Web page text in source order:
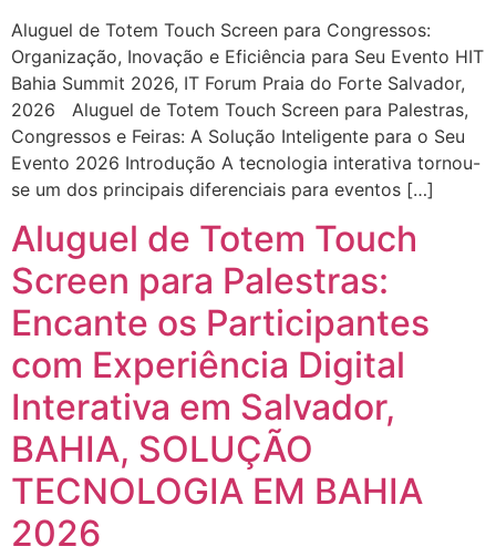
Aluguel de Totem Touch Screen para Congressos:
Organização, Inovação e Eficiência para Seu Evento HIT
Bahia Summit 2026, IT Forum Praia do Forte Salvador,
2026 Aluguel de Totem Touch Screen para Palestras,
Congressos e Feiras: A Solução Inteligente para o Seu
Evento 2026 Introdução A tecnologia interativa tornou-
se um dos principais diferenciais para eventos […]
Aluguel de Totem Touch
Screen para Palestras:
Encante os Participantes
com Experiência Digital
Interativa em Salvador,
BAHIA, SOLUÇÃO
TECNOLOGIA EM BAHIA
2026